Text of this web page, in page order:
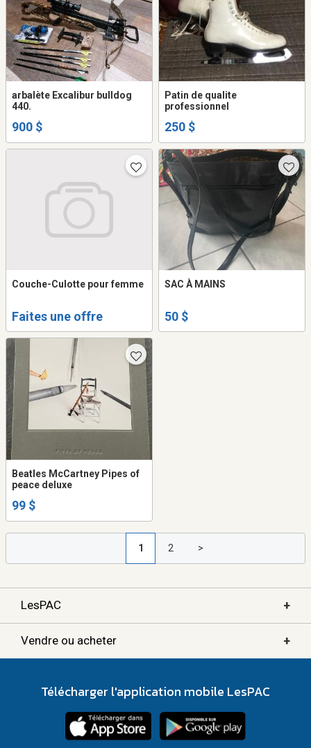
arbalète Excalibur bulldog
440.
900 $
Patin de qualite
professionnel
250 $
Couche-Culotte pour femme
Faites une offre
SAC À MAINS
50 $
Beatles McCartney Pipes of
peace deluxe
99 $
1 2 >
LesPAC +
Vendre ou acheter +
Télécharger l'application mobile LesPAC